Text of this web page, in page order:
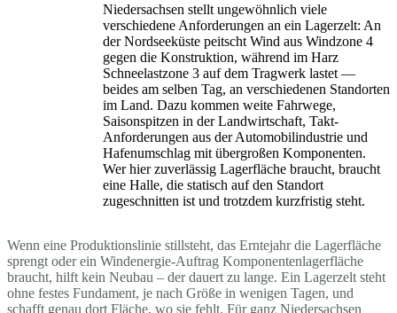
Niedersachsen stellt ungewöhnlich viele
verschiedene Anforderungen an ein Lagerzelt: An
der Nordseeküste peitscht Wind aus Windzone 4
gegen die Konstruktion, während im Harz
Schneelastzone 3 auf dem Tragwerk lastet —
beides am selben Tag, an verschiedenen Standorten
im Land. Dazu kommen weite Fahrwege,
Saisonspitzen in der Landwirtschaft, Takt-
Anforderungen aus der Automobilindustrie und
Hafenumschlag mit übergroßen Komponenten.
Wer hier zuverlässig Lagerfläche braucht, braucht
eine Halle, die statisch auf den Standort
zugeschnitten ist und trotzdem kurzfristig steht.
Wenn eine Produktionslinie stillsteht, das Erntejahr die Lagerfläche
sprengt oder ein Windenergie-Auftrag Komponentenlagerfläche
braucht, hilft kein Neubau – der dauert zu lange. Ein Lagerzelt steht
ohne festes Fundament, je nach Größe in wenigen Tagen, und
schafft genau dort Fläche, wo sie fehlt. Für ganz Niedersachsen